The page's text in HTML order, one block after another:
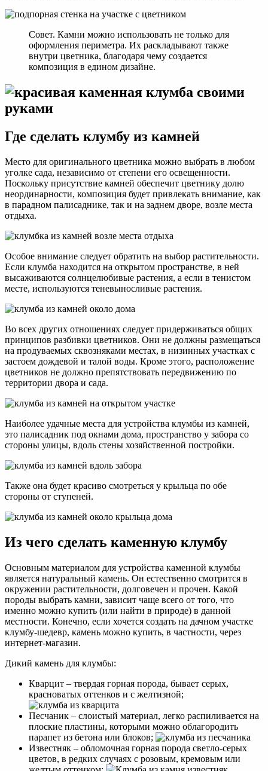
Совет. Камни можно использовать не только для
оформления периметра. Их раскладывают также
внутри цветника, благодаря чему создается
композиция в едином дизайне.
Где сделать клумбу из камней
Место для оригинального цветника можно выбрать в любом
уголке сада, независимо от степени его освещенности.
Поскольку присутствие камней обеспечит цветнику долю
неординарности, композиция будет привлекать внимание, как
в парадном палисаднике, так и на заднем дворе, возле места
отдыха.
Особое внимание следует обратить на выбор растительности.
Если клумба находится на открытом пространстве, в ней
высаживаются солнцелюбивые растения, а если в тенистом
месте, используются теневыносливые растения.
Во всех других отношениях следует придерживаться общих
принципов разбивки цветников. Они не должны размещаться
на продуваемых сквозняками местах, в низинных участках с
застоем дождевой и талой воды. Кроме этого, расположение
цветников не должно препятствовать передвижению по
территории двора и сада.
Наиболее удачные места для устройства клумбы из камней,
это палисадник под окнами дома, пространство у забора со
стороны улицы, вдоль стены хозяйственной постройки.
Также она будет красиво смотреться у крыльца по обе
стороны от ступеней.
Из чего сделать каменную клумбу
Основным материалом для устройства каменной клумбы
является натуральный камень. Он естественно смотрится в
окружении растительности, долговечен и прочен. Какой
породы выбрать камни, зависит чаще всего от того, что
именно можно купить (или найти в природе) в данной
местности. Конечно, если хочется создать на дачном участке
клумбу-шедевр, камень можно купить, в частности, через
интернет-магазин.
Дикий камень для клумбы:
Кварцит – твердая горная порода, бывает серых,
красноватых оттенков и с желтизной;
Песчаник – слоистый материал, легко распиливается на
плоские пластины, которыми можно облагородить
парапет из бетона или блоков;
Известняк – обломочная горная порода светло-серых
цветов, в редких случаях с розовым, кремовым или